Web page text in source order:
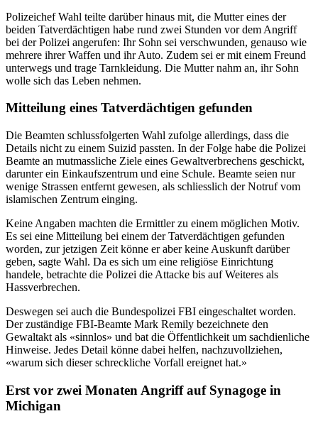
Polizeichef Wahl teilte darüber hinaus mit, die Mutter eines der
beiden Tatverdächtigen habe rund zwei Stunden vor dem Angriff
bei der Polizei angerufen: Ihr Sohn sei verschwunden, genauso wie
mehrere ihrer Waffen und ihr Auto. Zudem sei er mit einem Freund
unterwegs und trage Tarnkleidung. Die Mutter nahm an, ihr Sohn
wolle sich das Leben nehmen.
Mitteilung eines Tatverdächtigen gefunden
Die Beamten schlussfolgerten Wahl zufolge allerdings, dass die
Details nicht zu einem Suizid passten. In der Folge habe die Polizei
Beamte an mutmassliche Ziele eines Gewaltverbrechens geschickt,
darunter ein Einkaufszentrum und eine Schule. Beamte seien nur
wenige Strassen entfernt gewesen, als schliesslich der Notruf vom
islamischen Zentrum einging.
Keine Angaben machten die Ermittler zu einem möglichen Motiv.
Es sei eine Mitteilung bei einem der Tatverdächtigen gefunden
worden, zur jetzigen Zeit könne er aber keine Auskunft darüber
geben, sagte Wahl. Da es sich um eine religiöse Einrichtung
handele, betrachte die Polizei die Attacke bis auf Weiteres als
Hassverbrechen.
Deswegen sei auch die Bundespolizei FBI eingeschaltet worden.
Der zuständige FBI-Beamte Mark Remily bezeichnete den
Gewaltakt als «sinnlos» und bat die Öffentlichkeit um sachdienliche
Hinweise. Jedes Detail könne dabei helfen, nachzuvollziehen,
«warum sich dieser schreckliche Vorfall ereignet hat.»
Erst vor zwei Monaten Angriff auf Synagoge in
Michigan